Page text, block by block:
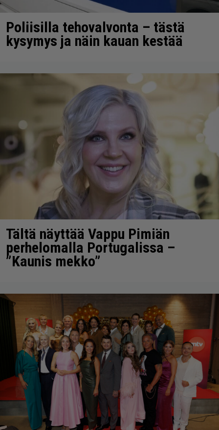
Poliisilla tehovalvonta – tästä
kysymys ja näin kauan kestää
Tältä näyttää Vappu Pimiän
perhelomalla Portugalissa –
”Kaunis mekko”